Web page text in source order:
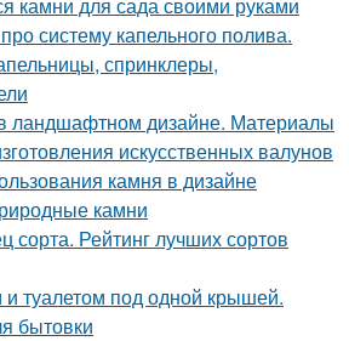
систему капельного полива.
спринклеры,
ландшафтном дизайне. Материалы
искусственных валунов
камня в дизайне
камни
сорта. Рейтинг лучших сортов
туалетом под одной крышей.
бытовки